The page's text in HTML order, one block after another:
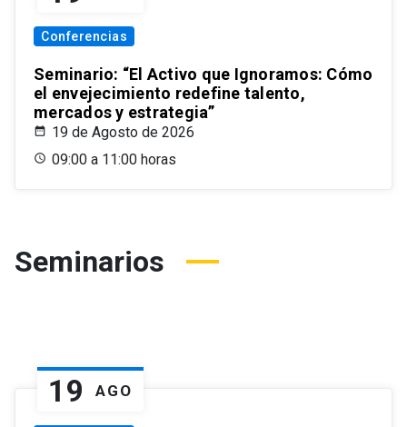
Conferencias
Seminario: “El Activo que Ignoramos: Cómo
el envejecimiento redefine talento,
mercados y estrategia”
19 de Agosto de 2026
09:00 a 11:00 horas
Seminarios
19 AGO